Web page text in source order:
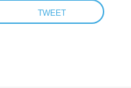
TWEET